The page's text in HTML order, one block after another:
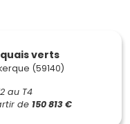
quais verts
(59140)
au T4
de 150 813 €